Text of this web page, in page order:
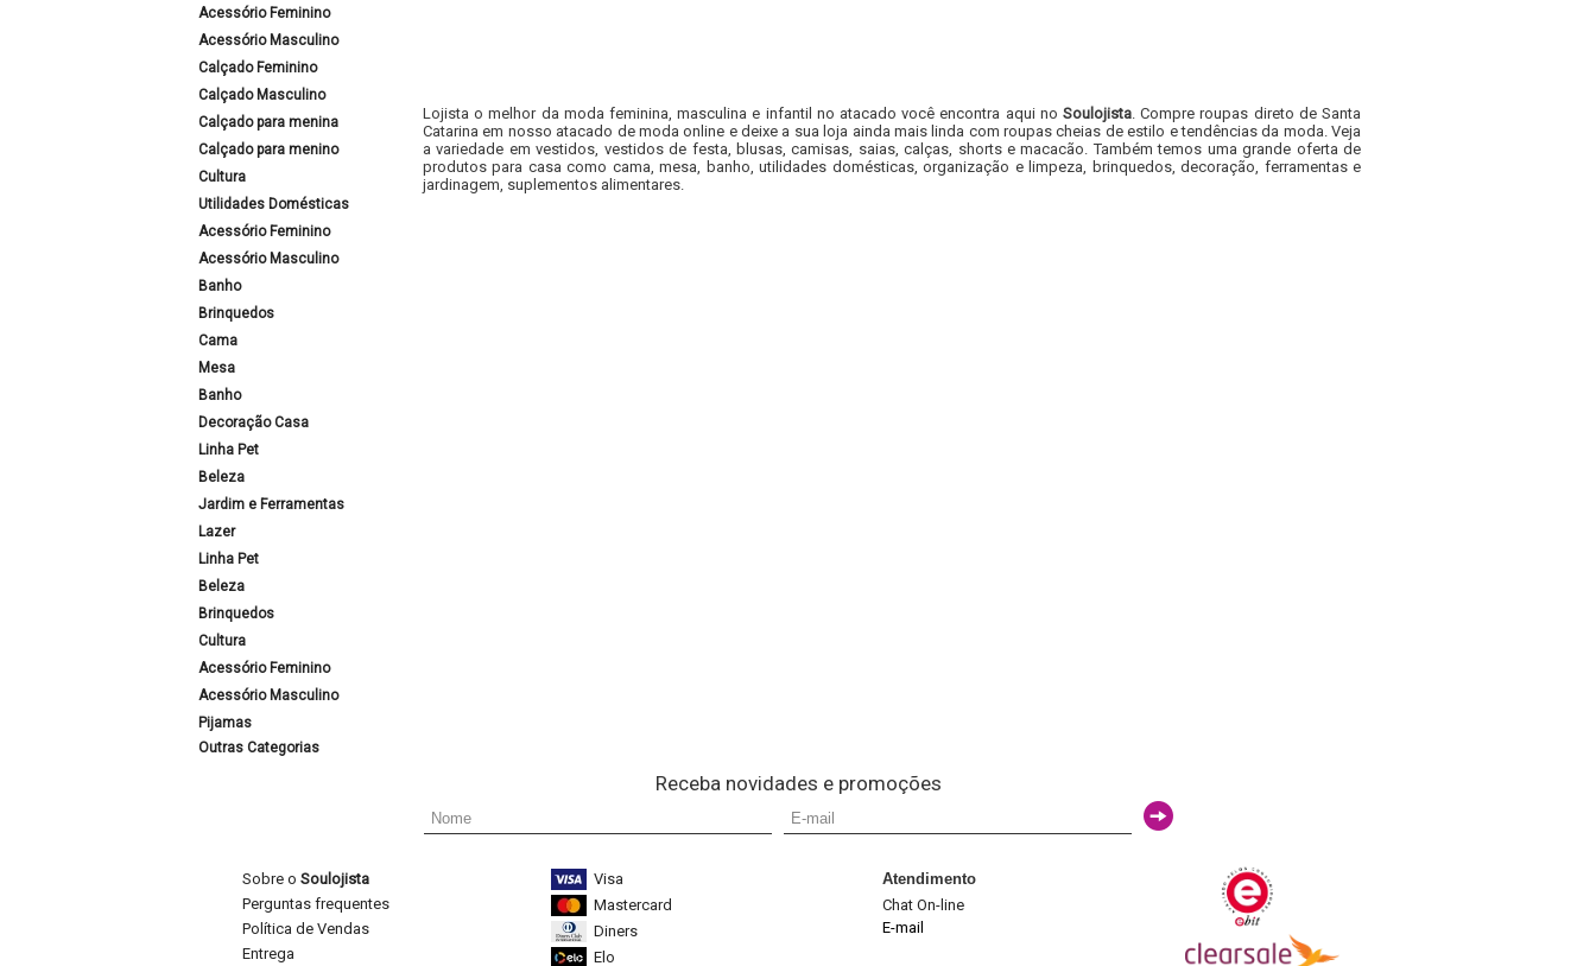
Acessório Feminino
Acessório Masculino
Calçado Feminino
Calçado Masculino
Calçado para menina
Calçado para menino
Cultura
Utilidades Domésticas
Acessório Feminino
Acessório Masculino
Banho
Brinquedos
Cama
Mesa
Banho
Decoração Casa
Linha Pet
Beleza
Jardim e Ferramentas
Lazer
Linha Pet
Beleza
Brinquedos
Cultura
Acessório Feminino
Acessório Masculino
Pijamas
Outras Categorias
Lojista o melhor da moda feminina, masculina e infantil no atacado você encontra aqui no Soulojista. Compre roupas direto de Santa
Catarina em nosso atacado de moda online e deixe a sua loja ainda mais linda com roupas cheias de estilo e tendências da moda. Veja
a variedade em vestidos, vestidos de festa, blusas, camisas, saias, calças, shorts e macacão. Também temos uma grande oferta de
produtos para casa como cama, mesa, banho, utilidades domésticas, organização e limpeza, brinquedos, decoração, ferramentas e
jardinagem, suplementos alimentares.
Receba novidades e promoções
Sobre o Soulojista
Perguntas frequentes
Política de Vendas
Entrega
Visa
Mastercard
Diners
Elo
Atendimento
Chat On-line
E-mail